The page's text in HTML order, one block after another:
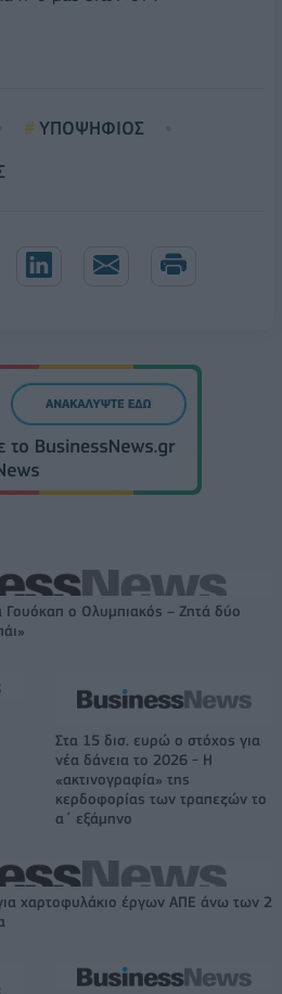
ΥΠΟΨΗΦΙΟΣ
Γουόκαπ ο Ολυμπιακός – Ζητά δύο
Στα 15 δισ. ευρώ ο στόχος για
νέα δάνεια το 2026 - Η
«ακτινογραφία» της
κερδοφορίας των τραπεζών το
α΄ εξάμηνο
χαρτοφυλάκιο έργων ΑΠΕ άνω των 2